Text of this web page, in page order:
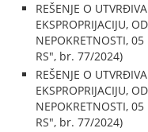
REŠENJE O
EKSPROPRIJACIJU,
NEPOKRETNOSTI,
RS", br. 77/2024)
REŠENJE O
EKSPROPRIJACIJU,
NEPOKRETNOSTI,
RS", br. 77/2024)